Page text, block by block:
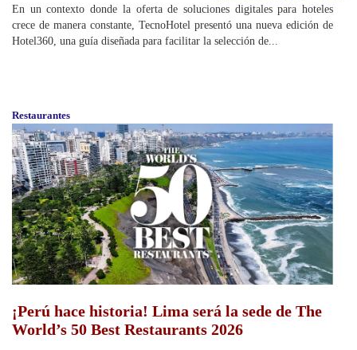
En un contexto donde la oferta de soluciones digitales para hoteles
crece de manera constante, TecnoHotel presentó una nueva edición de
Hotel360, una guía diseñada para facilitar la selección de...
Restaurantes
¡Perú hace historia! Lima será la sede de The
World’s 50 Best Restaurants 2026